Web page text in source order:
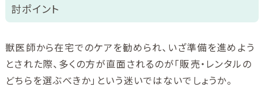
討ポイント
獣医師から在宅でのケアを勧められ、いざ準備を進めよう
とされた際、多くの方が直面されるのが「販売・レンタルの
どちらを選ぶべきか」という迷いではないでしょうか。